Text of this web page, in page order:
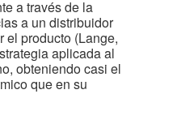
a través de la
a un distribuidor
el producto (Lange,
aplicada al
obteniendo casi el
que en su